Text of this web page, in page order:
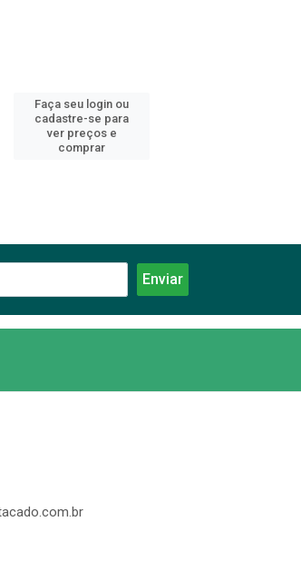
Faça seu login ou
cadastre-se para
ver preços e
comprar